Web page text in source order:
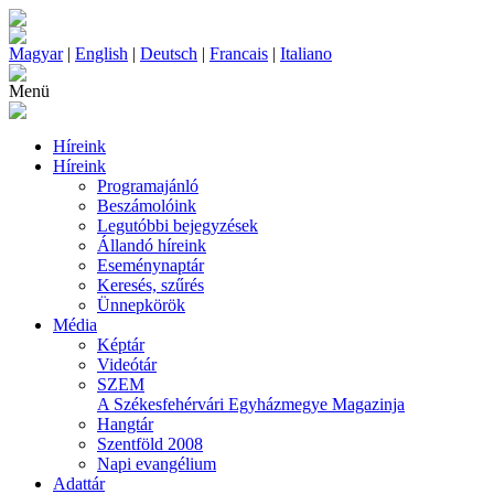
Magyar| English | Deutsch | Francais | Italiano
Menü
Híreink
Híreink
Programajánló
Beszámolóink
Legutóbbi bejegyzések
Állandó híreink
Eseménynaptár
Keresés, szűrés
Ünnepkörök
Média
Képtár
Videótár
SZEM
A Székesfehérvári Egyházmegye Magazinja
Hangtár
Szentföld 2008
Napi evangélium
Adattár